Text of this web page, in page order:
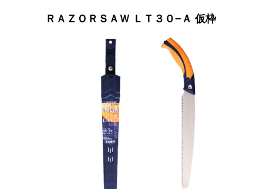
ＲＡＺＯＲＳＡＷ ＬＴ３０−Ａ 仮枠